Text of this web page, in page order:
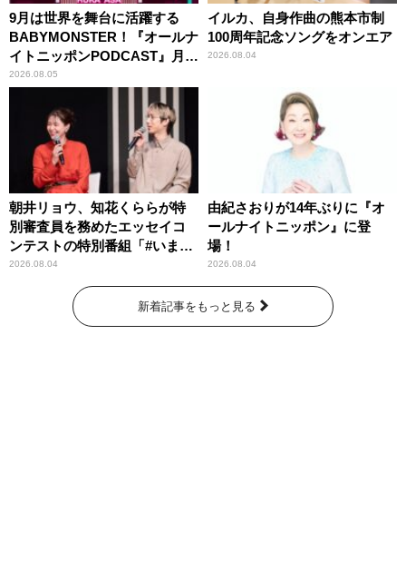
9月は世界を舞台に活躍する
BABYMONSTER！『オールナ
イトニッポンPODCAST』月替
わりパーソナリティ
2026.08.05
イルカ、自身作曲の熊本市制
100周年記念ソングをオンエア
2026.08.04
朝井リョウ、知花くららが特
別審査員を務めたエッセイコ
ンテストの特別番組「#いまあ
なたに伝えたいこと」
2026.08.04
由紀さおりが14年ぶりに『オ
ールナイトニッポン』に登
場！
2026.08.04
新着記事をもっと見る